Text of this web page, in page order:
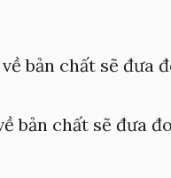
bản chất sẽ đưa
bản chất sẽ đưa